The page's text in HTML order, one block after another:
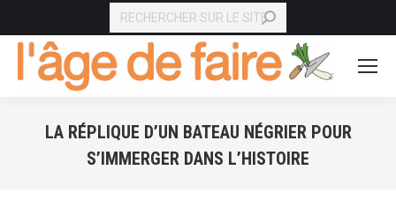
RECHERCHE
LA RÉPLIQUE D’UN BATEAU NÉGRIER POUR
S’IMMERGER DANS L’HISTOIRE